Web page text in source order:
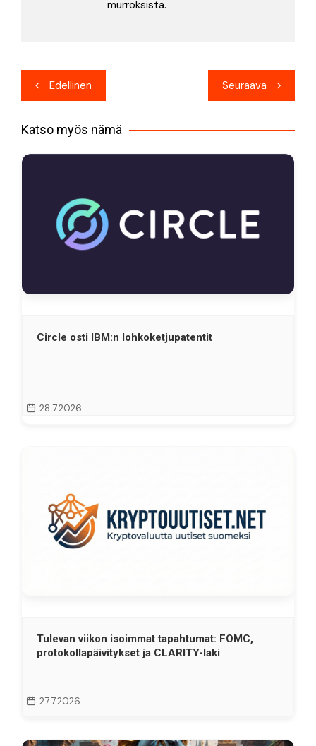
murroksista.
Artikkelien
selaus
Edellinen Seuraava
Katso myös nämä
Circle osti IBM:n lohkoketjupatentit
28.7.2026
Tulevan viikon isoimmat tapahtumat: FOMC,
protokollapäivitykset ja CLARITY-laki
27.7.2026